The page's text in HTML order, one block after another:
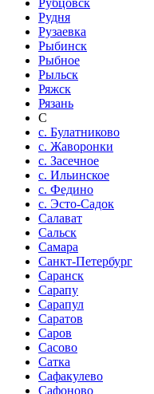
Рубцовск
Рудня
Рузаевка
Рыбинск
Рыбное
Рыльск
Ряжск
Рязань
С
с. Булатниково
с. Жаворонки
с. Засечное
с. Ильинское
с. Федино
с. Эсто-Садок
Салават
Сальск
Самара
Санкт-Петербург
Саранск
Сарапу
Сарапул
Саратов
Саров
Сасово
Сатка
Сафакулево
Сафоново